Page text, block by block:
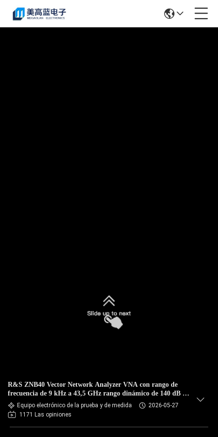
R&S ZNB40 Vector Network Analyzer VNA con rango de
frecuencia de 9 kHz a 43,5 GHz rango dinámico de 140 dB y
barrido de potencia de 98 dB
Equipo electrónico de la prueba y de medida
2026-05-27
1171 Las opiniones